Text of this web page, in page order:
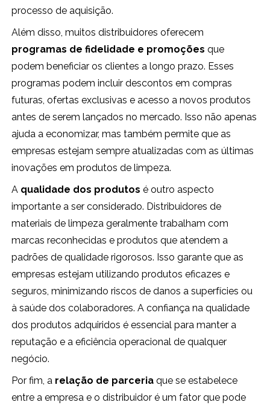
processo de aquisição.
Além disso, muitos distribuidores oferecem
programas de fidelidade e promoções que
podem beneficiar os clientes a longo prazo. Esses
programas podem incluir descontos em compras
futuras, ofertas exclusivas e acesso a novos produtos
antes de serem lançados no mercado. Isso não apenas
ajuda a economizar, mas também permite que as
empresas estejam sempre atualizadas com as últimas
inovações em produtos de limpeza.
A qualidade dos produtos é outro aspecto
importante a ser considerado. Distribuidores de
materiais de limpeza geralmente trabalham com
marcas reconhecidas e produtos que atendem a
padrões de qualidade rigorosos. Isso garante que as
empresas estejam utilizando produtos eficazes e
seguros, minimizando riscos de danos a superfícies ou
à saúde dos colaboradores. A confiança na qualidade
dos produtos adquiridos é essencial para manter a
reputação e a eficiência operacional de qualquer
negócio.
Por fim, a relação de parceria que se estabelece
entre a empresa e o distribuidor é um fator que pode